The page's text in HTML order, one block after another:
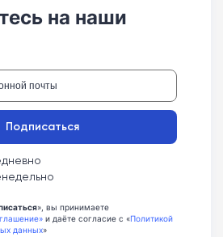
на наши
Подписаться
», вы принимаете
и даёте согласие с «Политикой
данных»